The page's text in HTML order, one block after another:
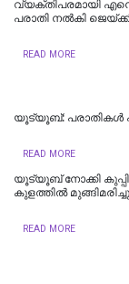
വ്യക്തിപരമായി
പരാതി നൽകി
READ MORE
യൂട്യൂബ്: പരാതികള്‍
READ MORE
യൂട്യൂബ് നോക്കി
കുളത്തിൽ മുങ്ങിമരിച്ചു
READ MORE